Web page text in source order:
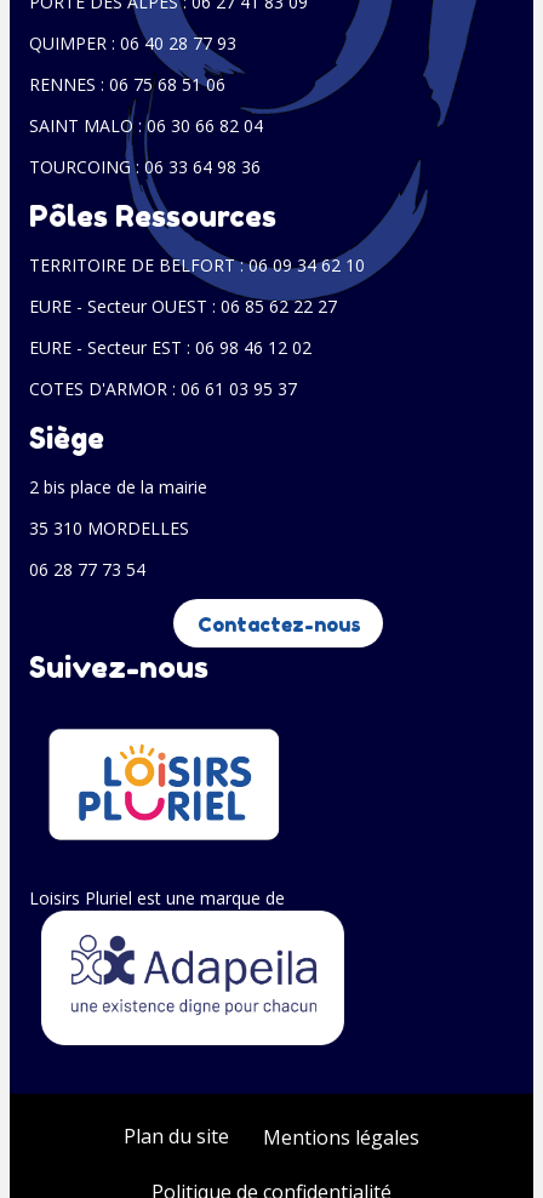
QUIMPER : 06 40 28 77 93
RENNES : 06 75 68 51 06
SAINT MALO : 06 30 66 82 04
TOURCOING : 06 33 64 98 36
Pôles Ressources
TERRITOIRE DE BELFORT : 06 09 34 62 10
EURE - Secteur OUEST : 06 85 62 22 27
EURE - Secteur EST : 06 98 46 12 02
COTES D'ARMOR : 06 61 03 95 37
Siège
2 bis place de la mairie
35 310 MORDELLES
06 28 77 73 54
Contactez-nous
Suivez-nous
Loisirs Pluriel est une marque de
Plan du site Mentions légales
Politique de confidentialité